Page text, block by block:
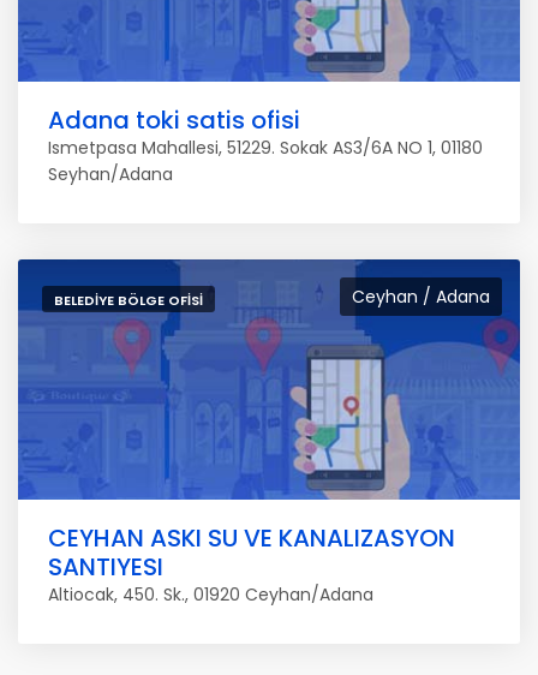
Adana toki satis ofisi
Ismetpasa Mahallesi, 51229. Sokak AS3/6A NO 1, 01180
Seyhan/Adana
Ceyhan / Adana
BELEDIYE BÖLGE OFISI
CEYHAN ASKI SU VE KANALIZASYON
SANTIYESI
Altiocak, 450. Sk., 01920 Ceyhan/Adana